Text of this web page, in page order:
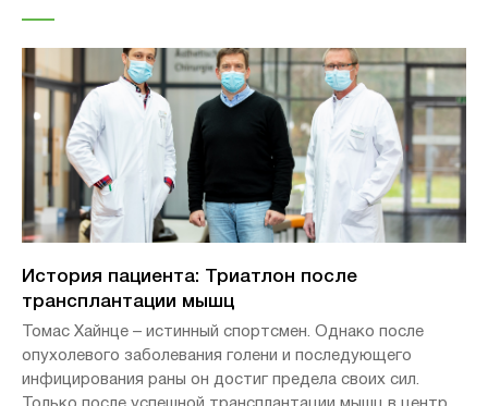
История пациента: Триатлон после
трансплантации мышц
Томас Хайнце – истинный спортсмен. Однако после
опухолевого заболевания голени и последующего
инфицирования раны он достиг предела своих сил.